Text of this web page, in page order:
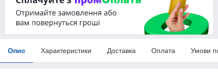
Опис Характеристики Доставка Оплата Умови